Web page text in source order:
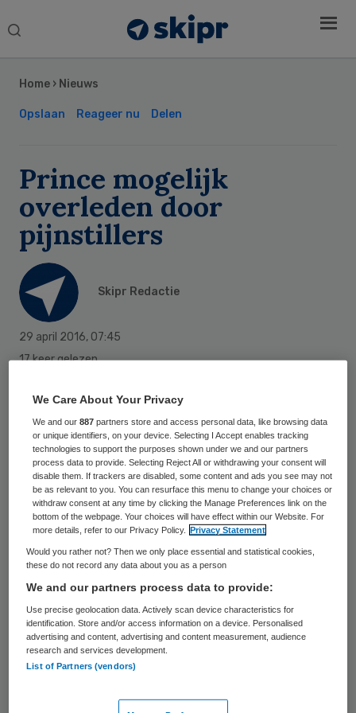
Search
Home › Nieuws
Opslaan Reageer nu Delen
Prince mogelijk
overleden door
pijnstillers
Skipr Redactie
29 april 2016, 07:45
17 keer gelezen
Sterke pijnstillers als Percocet hebben
mogelijk een rol gespeeld bij de dood van
Prince. Dat meldden onderzoekers die
nagaan of de Amerikaanse popster
medicijnen kreeg van een dokter of
overleed door een overdosis, aldus
Amerikaanse media.
Op Paisley Park, het complex van Prince in
een voorstad van Minneapolis, heeft de
politie tijdens een huiszoeking
voorgeschreven middelen gevonden. De
geven over het soort middel. Daarnaast
Sidebar
We Care About Your Privacy
We and our887 partners store and access personal data, like browsing data
or unique identifiers, on your device. Selecting I Accept enables tracking
technologies to support the purposes shown under we and our partners
process data to provide. Selecting Reject All or withdrawing your consent will
disable them. If trackers are disabled, some content and ads you see may not
be as relevant to you. You can resurface this menu to change your choices or
withdraw consent at any time by clicking the Manage Preferences link on the
bottom of the webpage. Your choices will have effect within our Website. For
more details, refer to our Privacy Policy.
Privacy Statement
Would you rather not? Then we only place essential and statistical cookies,
these do not record any data about you as a person
We and our partners process data to provide:
Use precise geolocation data. Actively scan device characteristics for
identification. Store and/or access information on a device. Personalised
advertising and content, advertising and content measurement, audience
research and services development.
List of Partners (vendors)